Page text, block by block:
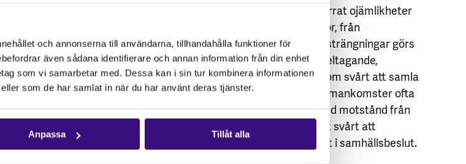
och annonserna till användarna, tillhandahålla funktioner för
även sådana identifierare och annan information från din enhet
som vi samarbetar med. Dessa kan i sin tur kombinera informationen
som de har samlat in när du har använt deras tjänster.
Anpassa Tillåt alla
ett
nya
Livaningo berättar även att valkampanjen har förvärrat ojämlikheter
och uteslutning av sårbara grupper, inklusive kvinnor, från
beslutsfattande processer. Resultatet blir att de ansträngningar görs
inom civilsamhället för att stärka dessa gruppers deltagande,
försvåras. Civilsamhällesorganisationer har dessutom svårt att samla
människor under kampanjperioden, då sådana sammankomster ofta
uppfattas som politiskt störande och kan mötas med motstånd från
lokala myndigheter. Som följd blir det därför mycket svårt att
genomföra påverkansarbete och främja delaktighet i samhällsbeslut.